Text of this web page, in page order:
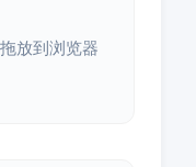
放到浏览器